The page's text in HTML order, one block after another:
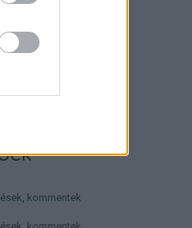
(1)
(
(1)
, kommentek